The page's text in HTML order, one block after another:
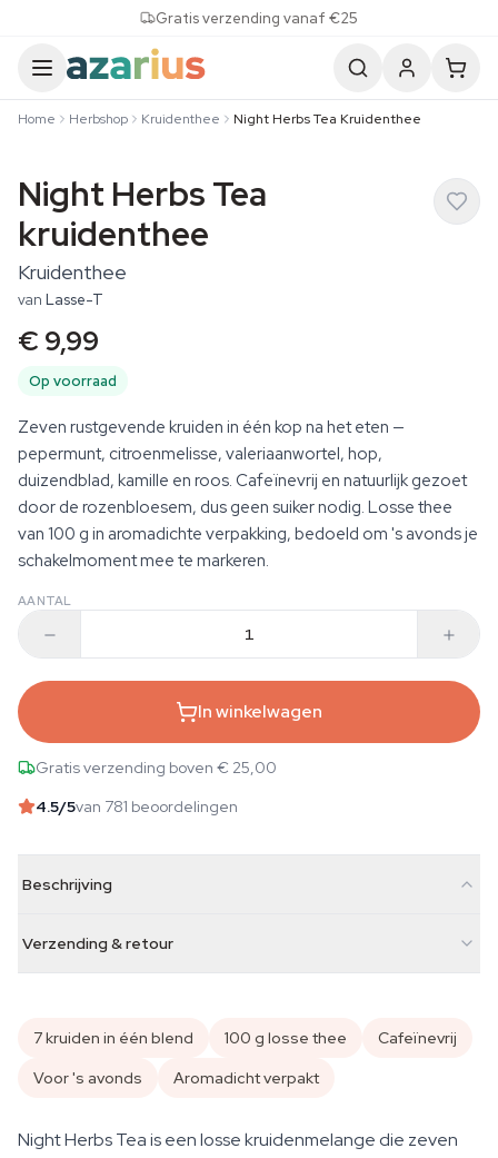
Gratis verzending vanaf €25
Home Herbshop Kruidenthee Night Herbs Tea Kruidenthee
Night Herbs Tea
kruidenthee
Kruidenthee
van Lasse-T
€ 9,99
Op voorraad
Zeven rustgevende kruiden in één kop na het eten —
pepermunt, citroenmelisse, valeriaanwortel, hop,
duizendblad, kamille en roos. Cafeïnevrij en natuurlijk gezoet
door de rozenbloesem, dus geen suiker nodig. Losse thee
van 100 g in aromadichte verpakking, bedoeld om 's avonds je
schakelmoment mee te markeren.
AANTAL
In winkelwagen
Gratis verzending boven € 25,00
4.5/5van 781 beoordelingen
Beschrijving
Verzending & retour
7 kruiden in één blend 100 g losse thee
Cafeïnevrij
Voor 's avonds
Aromadicht verpakt
Night Herbs Tea is een losse kruidenmelange die zeven